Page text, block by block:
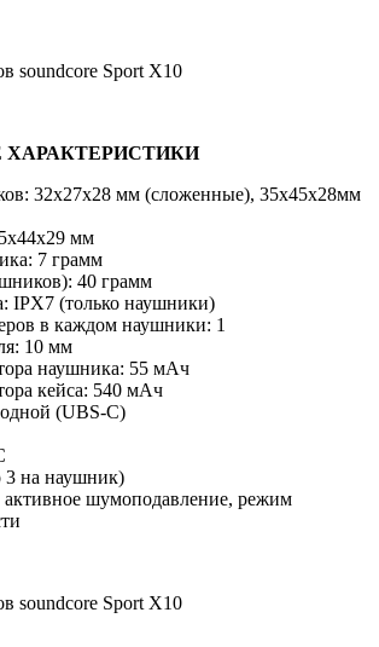
32х27х28 мм (сложенные), 35х45х28мм
мм
7 грамм
40 грамм
IPX7 (только наушники)
в каждом наушники: 1
10 мм
наушника: 55 мАч
кейса: 540 мАч
(UBS-C)
на наушник)
шумоподавление, режим